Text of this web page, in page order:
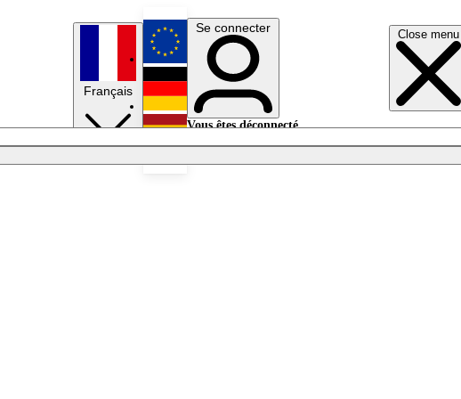
Close menu
Français
English
Deutsch
Se connecter
Vous êtes déconnecté.